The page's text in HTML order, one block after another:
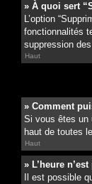
» À quoi sert
L’option
fonctionnalités
suppression
Haut
» Comment
Si vous êtes un
haut de toutes
Haut
» L’heure
Il est possible